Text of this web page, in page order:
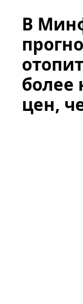
В
более
цен,